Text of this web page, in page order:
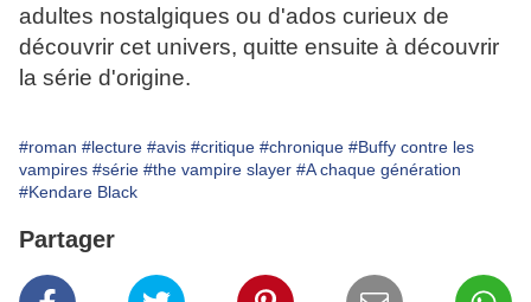
adultes nostalgiques ou d'ados curieux de
découvrir cet univers, quitte ensuite à découvrir
la série d'origine.
#roman #lecture #avis #critique #chronique #Buffy contre les
vampires #série #the vampire slayer #A chaque génération
#Kendare Black
Partager